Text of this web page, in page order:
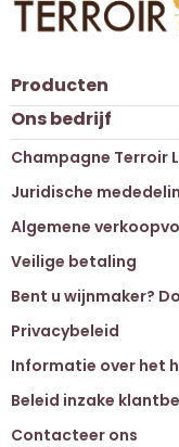
Producten
Ons bedrijf
Champagne Terroir
Juridische
Algemene
Veilige betaling
Bent u wijnmaker?
Privacybeleid
Informatie over het
Beleid inzake
Contacteer ons